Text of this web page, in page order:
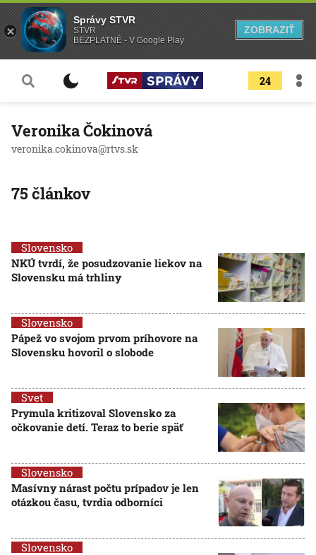
24
Veronika Čokinová
veronika.cokinova@rtvs.sk
75 článkov
Slovensko
NKÚ tvrdí, že posudzovanie liekov na
Slovensku má trhliny
Slovensko
Pápež vo svojom prvom príhovore na
Slovensku hovoril o slobode
Svet
Prymula kritizoval Slovensko za
očkovanie detí. Teraz to berie späť
Slovensko
Masívny nárast počtu prípadov je len
otázkou času, tvrdia odborníci
Slovensko
Správy STVR
STVR
BEZPLATNÉ - V Google Play
ZOBRAZIŤ